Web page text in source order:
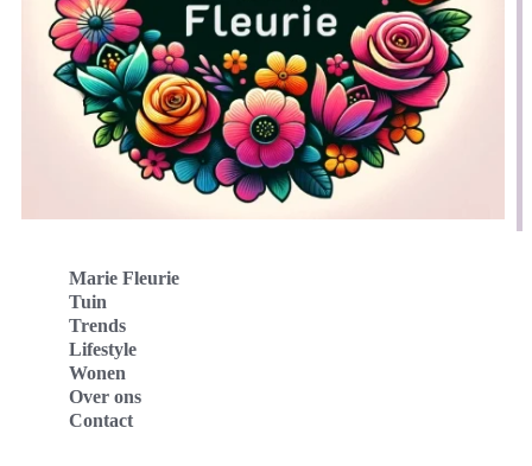
Marie Fleurie
Tuin
Trends
Lifestyle
Wonen
Over ons
Contact